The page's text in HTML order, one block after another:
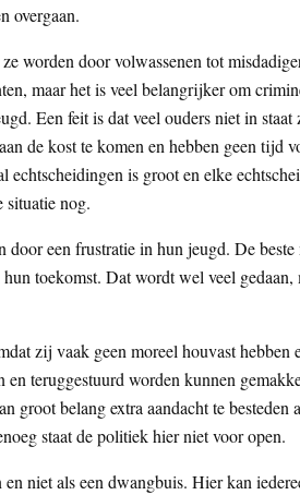
overgaan.
worden door volwassenen tot
maar het is veel belangrijker om
Een feit is dat veel ouders niet in
de kost te komen en hebben geen tijd
echtscheidingen is groot en elke
situatie nog.
een frustratie in hun jeugd. De
toekomst. Dat wordt wel veel
zij vaak geen moreel houvast hebben
teruggestuurd worden kunnen
groot belang extra aandacht te besteden
staat de politiek hier niet voor open.
niet als een dwangbuis. Hier kan